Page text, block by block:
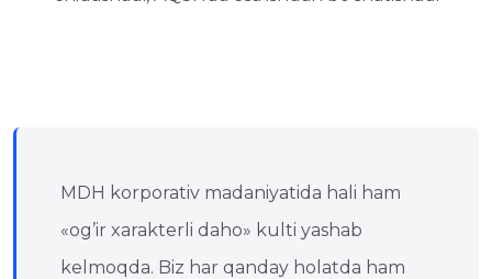
MDH korporativ madaniyatida hali ham
«og’ir xarakterli daho» kulti yashab
kelmoqda. Biz har qanday holatda ham